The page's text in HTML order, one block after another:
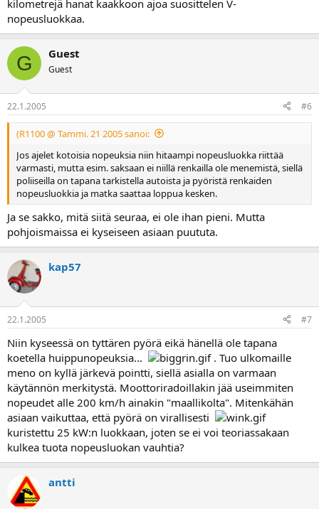
kilometrejä hanat kaakkoon ajoa suosittelen V-
nopeusluokkaa.
G Guest
Guest
22.1.2005 #6
(R1100 @ Tammi. 21 2005 sanoi:
Jos ajelet kotoisia nopeuksia niin hitaampi nopeusluokka riittää
varmasti, mutta esim. saksaan ei niillä renkailla ole menemistä, siellä
poliiseilla on tapana tarkistella autoista ja pyöristä renkaiden
nopeusluokkia ja matka saattaa loppua kesken.
Ja se sakko, mitä siitä seuraa, ei ole ihan pieni. Mutta
pohjoismaissa ei kyseiseen asiaan puututa.
kap57
22.1.2005 #7
Niin kyseessä on tyttären pyörä eikä hänellä ole tapana
koetella huippunopeuksia...
. Tuo ulkomaille
meno on kyllä järkevä pointti, siellä asialla on varmaan
käytännön merkitystä. Moottoriradoillakin jää useimmiten
nopeudet alle 200 km/h ainakin "maallikolta". Mitenkähän
asiaan vaikuttaa, että pyörä on virallisesti
kuristettu 25 kW:n luokkaan, joten se ei voi teoriassakaan
kulkea tuota nopeusluokan vauhtia?
antti